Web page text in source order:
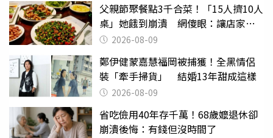
父親節聚餐點3千合菜！「15人擠10人
桌」她餓到崩潰 網傻眼：讓店家看
笑話2026-08-09
鄭伊健蒙嘉慧福岡被捕獲！全黑情侶
裝「牽手掃貨」 結婚13年甜成這樣
2026-08-09
省吃儉用40年存千萬！68歲嬤退休卻
崩潰後悔：有錢但沒時間了